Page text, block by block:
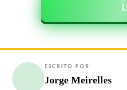
ESCRITO POR
Jorge Meirelles